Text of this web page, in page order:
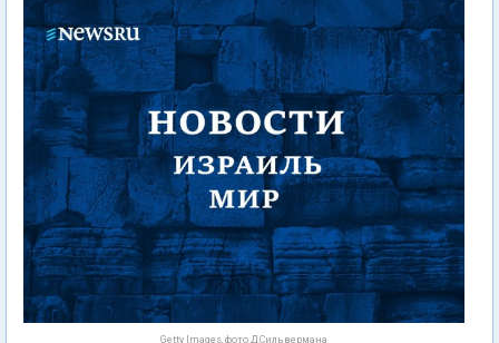
Getty Images, фото Д.Сильвермана